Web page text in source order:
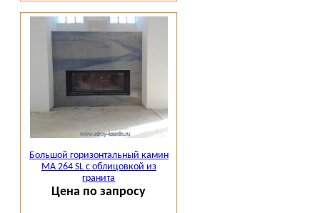
Большой горизонтальный камин
МА 264 SL с облицовкой из
гранита
Цена по запросу